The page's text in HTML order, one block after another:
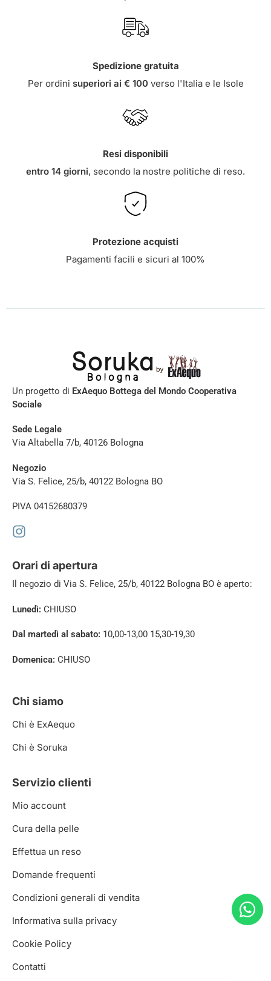
Spedizione gratuita
Per ordini superiori ai € 100verso l'Italia e le Isole
Resi disponibili
entro 14 giorni, secondo la nostre politiche di reso.
Protezione acquisti
Pagamenti facili e sicuri al 100%
Un progetto di ExAequo Bottega del Mondo Cooperativa
Sociale
Sede Legale
Via Altabella 7/b, 40126 Bologna
Negozio
Via S. Felice, 25/b, 40122 Bologna BO
PIVA 04152680379
Orari di apertura
Il negozio di Via S. Felice, 25/b, 40122 Bologna BO è aperto:
Lunedì: CHIUSO
Dal martedì al sabato: 10,00-13,00 15,30-19,30
Domenica: CHIUSO
Chi siamo
Chi è ExAequo
Chi è Soruka
Servizio clienti
Mio account
Cura della pelle
Effettua un reso
Domande frequenti
Condizioni generali di vendita
Informativa sulla privacy
Cookie Policy
Contatti